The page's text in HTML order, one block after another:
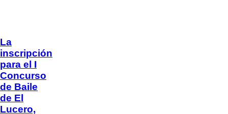
La
inscripción
para el I
Concurso
de Baile
de El
Lucero,